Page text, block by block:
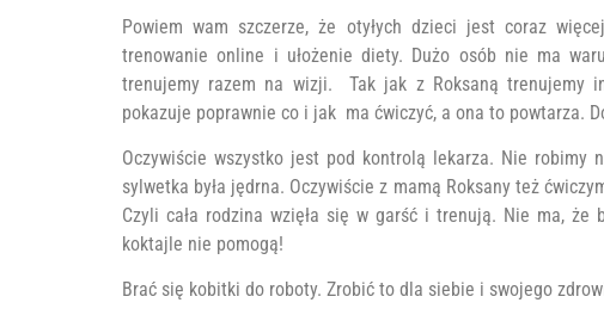
Powiem wam szczerze, że otyłych dzieci jest coraz
trenowanie online i ułożenie diety. Dużo osób nie ma
trenujemy razem na wizji. Tak jak z Roksaną trenujemy
pokazuje poprawnie co i jak ma ćwiczyć, a ona to powtarza.
Oczywiście wszystko jest pod kontrolą lekarza. Nie robimy
sylwetka była jędrna. Oczywiście z mamą Roksany też
Czyli cała rodzina wzięła się w garść i trenują. Nie ma,
koktajle nie pomogą!
Brać się kobitki do roboty. Zrobić to dla siebie i swojego